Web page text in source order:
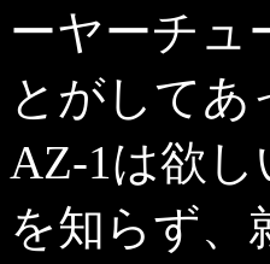
ーヤーチュ
とがしてあ
AZ-1は欲
を知らず、